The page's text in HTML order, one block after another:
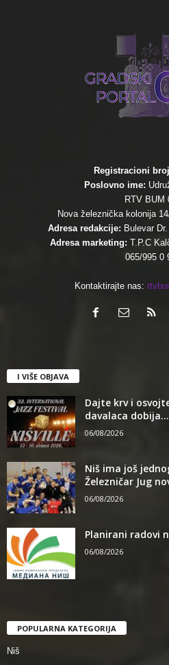
Registracioni
Poslovno ime:
RTV BUM
Nova železnička kolonija
Adresa redakcije: Bulevar
Adresa marketing: T.P.C
065/995 0
Kontaktirajte nas:
I VIŠE OBJAVA
Dajte krv i
davalaca dobija...
06/08/2026
Niš ima još
Železničar Jug
06/08/2026
Planirani radovi
06/08/2026
POPULARNA KATEGORIJA
Niš